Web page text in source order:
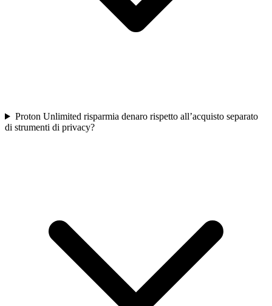
Proton Unlimited risparmia denaro rispetto all’acquisto separato
di strumenti di privacy?